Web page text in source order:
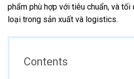
phẩm phù hợp với tiêu chuẩn, và tối
loại trong sản xuất và logistics.
Contents